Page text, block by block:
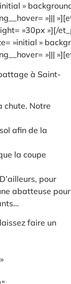
»
»|||
»30px »][/
»initial »
»|||
à Saint-
chute. Notre
afin de la
la coupe
pour
abatteuse pour
faire un